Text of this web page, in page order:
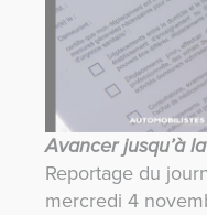
Avancer jusqu’à
Reportage du
mercredi 4